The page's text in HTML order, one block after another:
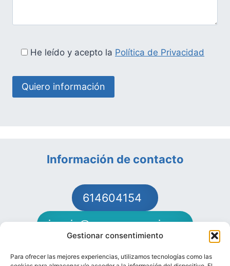
Gestionar consentimiento
Para ofrecer las mejores experiencias, utilizamos tecnologías como las
He leído y acepto la Política de Privacidad
Información de contacto
614604154
juanjo@oposeconomia.es